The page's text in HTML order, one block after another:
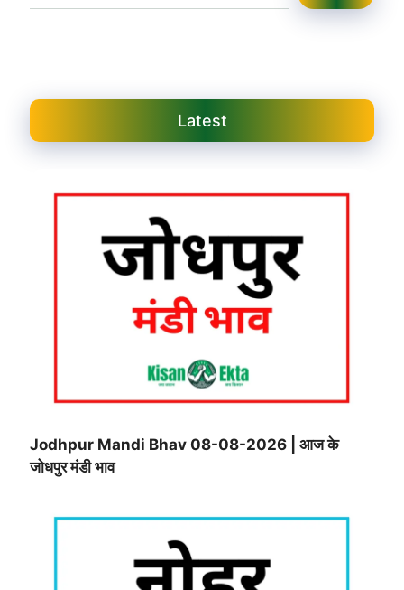
Latest
Jodhpur Mandi Bhav 08-08-2026 | आज के
जोधपुर मंडी भाव